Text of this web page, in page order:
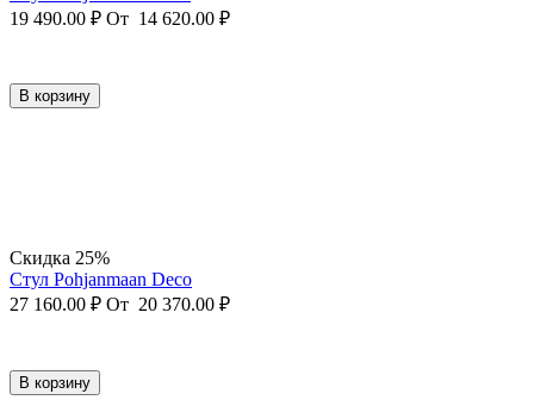
19 490.00 ₽ От 14 620.00 ₽
В корзину
Скидка 25%
Стул Pohjanmaan Deco
27 160.00 ₽ От 20 370.00 ₽
В корзину